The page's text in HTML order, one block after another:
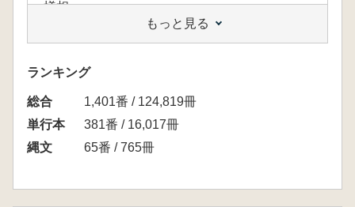
様相
4 村本周三 関東西部における竪穴住居形態
の変化
コメント
1 百瀬忠幸 中信地域における検討事例と課
題 地域研究の現場から
2 長谷川豊 竪穴住居設計仕様の視点から
3 中村哲也 笹ノ沢(3)遺跡の集落景観
もっと見る
ランキング
総合
1,401番 / 124,819冊
単行本
381番 / 16,017冊
縄文
65番 / 765冊